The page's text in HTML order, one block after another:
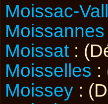
Moissac-
Moissannes
Moissat :
Moisselles :
Moissey :